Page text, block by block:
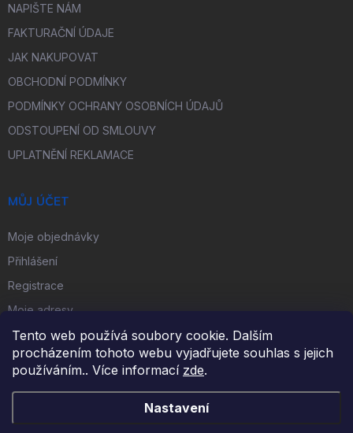
Tento web používá soubory cookie. Dalším
procházením tohoto webu vyjadřujete souhlas s jejich
používáním.. Více informací zde.
Nastavení
NAPIŠTE NÁM
FAKTURAČNÍ ÚDAJE
JAK NAKUPOVAT
OBCHODNÍ PODMÍNKY
PODMÍNKY OCHRANY OSOBNÍCH ÚDAJŮ
ODSTOUPENÍ OD SMLOUVY
UPLATNĚNÍ REKLAMACE
MŮJ ÚČET
Moje objednávky
Přihlášení
Registrace
Moje adresy
FACEBOOK